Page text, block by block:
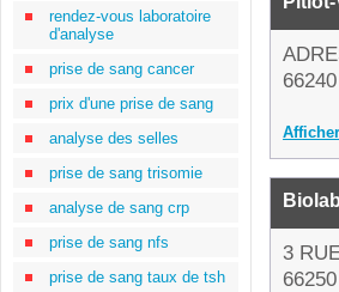
rendez-vous laboratoire
d'analyse
prise de sang cancer
prix d'une prise de sang
analyse des selles
prise de sang trisomie
analyse de sang crp
prise de sang nfs
prise de sang taux de tsh
3